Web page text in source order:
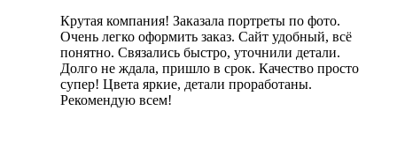
Крутая компания! Заказала портреты по фото.
Очень легко оформить заказ. Сайт удобный, всё
понятно. Связались быстро, уточнили детали.
Долго не ждала, пришло в срок. Качество просто
супер! Цвета яркие, детали проработаны.
Рекомендую всем!